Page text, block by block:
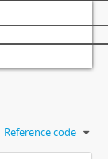
Reference code